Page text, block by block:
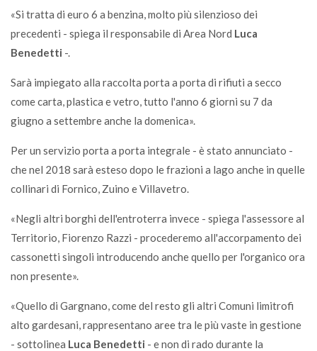
«Si tratta di euro 6 a benzina, molto più silenzioso dei
precedenti - spiega il responsabile di Area Nord Luca
Benedetti -.
Sarà impiegato alla raccolta porta a porta di rifiuti a secco
come carta, plastica e vetro, tutto l'anno 6 giorni su 7 da
giugno a settembre anche la domenica».
Per un servizio porta a porta integrale - è stato annunciato -
che nel 2018 sarà esteso dopo le frazioni a lago anche in quelle
collinari di Fornico, Zuino e Villavetro.
«Negli altri borghi dell'entroterra invece - spiega l'assessore al
Territorio, Fiorenzo Razzi - procederemo all'accorpamento dei
cassonetti singoli introducendo anche quello per l'organico ora
non presente».
«Quello di Gargnano, come del resto gli altri Comuni limitrofi
alto gardesani, rappresentano aree tra le più vaste in gestione
- sottolinea Luca Benedetti - e non di rado durante la